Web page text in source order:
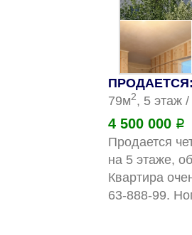
ПРОДАЕТСЯ:
79м2, 5 этаж
4 500 000 Р
Продается
на 5 этаже,
Квартира